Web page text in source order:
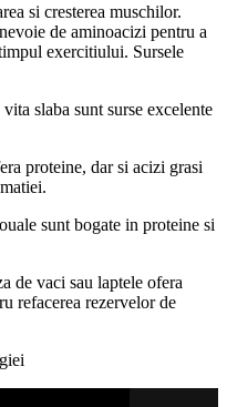
si cresterea muschilor.
de aminoacizi pentru a
exercitiului. Sursele
slaba sunt surse excelente
proteine, dar si acizi grasi
sunt bogate in proteine si
de vaci sau laptele ofera
refacerea rezervelor de